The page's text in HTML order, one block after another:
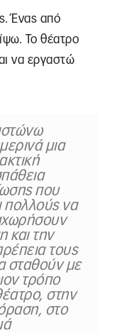
Ένας από
Το θέατρο
να εργαστώ
μια
που
πολλούς να
και την
τους
σταθούν με
τρόπο
στην
στο